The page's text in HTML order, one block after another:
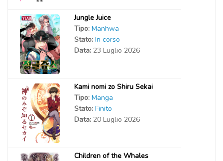
Jungle Juice
Tipo: Manhwa
Stato: In corso
Data: 23 Luglio 2026
Kami nomi zo Shiru Sekai
Tipo: Manga
Stato: Finito
Data: 20 Luglio 2026
Children of the Whales